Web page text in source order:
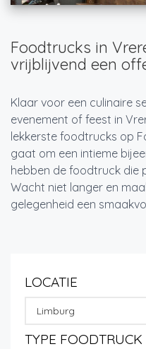
Foodtrucks in
vrijblijvend een
Klaar voor een culinaire
evenement of feest in
lekkerste foodtrucks op
gaat om een intieme
hebben de foodtruck die
Wacht niet langer en
gelegenheid een
LOCATIE
Limburg
TYPE FOODTRUCK